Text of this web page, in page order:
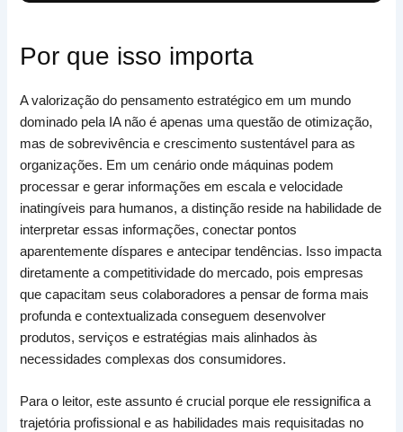
Por que isso importa
A valorização do pensamento estratégico em um mundo
dominado pela IA não é apenas uma questão de otimização,
mas de sobrevivência e crescimento sustentável para as
organizações. Em um cenário onde máquinas podem
processar e gerar informações em escala e velocidade
inatingíveis para humanos, a distinção reside na habilidade de
interpretar essas informações, conectar pontos
aparentemente díspares e antecipar tendências. Isso impacta
diretamente a competitividade do mercado, pois empresas
que capacitam seus colaboradores a pensar de forma mais
profunda e contextualizada conseguem desenvolver
produtos, serviços e estratégias mais alinhados às
necessidades complexas dos consumidores.
Para o leitor, este assunto é crucial porque ele ressignifica a
trajetória profissional e as habilidades mais requisitadas no